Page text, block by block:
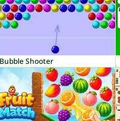
Bubble Shooter